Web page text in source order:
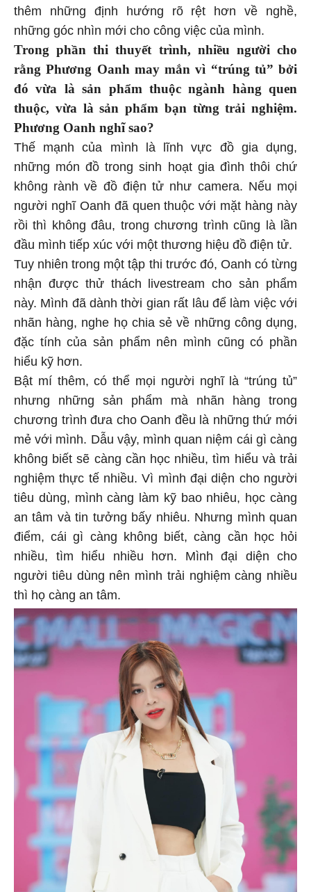
thêm những định hướng rõ rệt hơn về nghề,
những góc nhìn mới cho công việc của mình.
Trong phần thi thuyết trình, nhiều người cho
rằng Phương Oanh may mắn vì “trúng tủ” bởi
đó vừa là sản phẩm thuộc ngành hàng quen
thuộc, vừa là sản phẩm bạn từng trải nghiệm.
Phương Oanh nghĩ sao?
Thế mạnh của mình là lĩnh vực đồ gia dụng,
những món đồ trong sinh hoạt gia đình thôi chứ
không rành về đồ điện tử như camera. Nếu mọi
người nghĩ Oanh đã quen thuộc với mặt hàng này
rồi thì không đâu, trong chương trình cũng là lần
đầu mình tiếp xúc với một thương hiệu đồ điện tử.
Tuy nhiên trong một tập thi trước đó, Oanh có từng
nhận được thử thách livestream cho sản phẩm
này. Mình đã dành thời gian rất lâu để làm việc với
nhãn hàng, nghe họ chia sẻ về những công dụng,
đặc tính của sản phẩm nên mình cũng có phần
hiểu kỹ hơn.
Bật mí thêm, có thể mọi người nghĩ là “trúng tủ”
nhưng những sản phẩm mà nhãn hàng trong
chương trình đưa cho Oanh đều là những thứ mới
mẻ với mình. Dẫu vậy, mình quan niệm cái gì càng
không biết sẽ càng cần học nhiều, tìm hiểu và trải
nghiệm thực tế nhiều. Vì mình đại diện cho người
tiêu dùng, mình càng làm kỹ bao nhiêu, học càng
an tâm và tin tưởng bấy nhiêu. Nhưng mình quan
điểm, cái gì càng không biết, càng cần học hỏi
nhiều, tìm hiểu nhiều hơn. Mình đại diện cho
người tiêu dùng nên mình trải nghiệm càng nhiều
thì họ càng an tâm.